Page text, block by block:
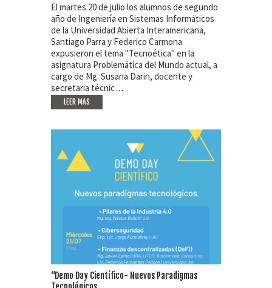
El martes 20 de julio los alumnos de segundo
año de Ingeniería en Sistemas Informáticos
de la Universidad Abierta Interamericana,
Santiago Parra y Federico Carmona
expusieron el tema "Tecnoética" en la
asignatura Problemática del Mundo actual, a
cargo de Mg. Susana Darin, docente y
secretaria técnic…
LEER MAS
“Demo Day Científico- Nuevos Paradigmas